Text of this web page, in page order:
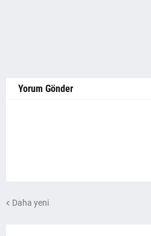
Yorum Gönder
Daha yeni